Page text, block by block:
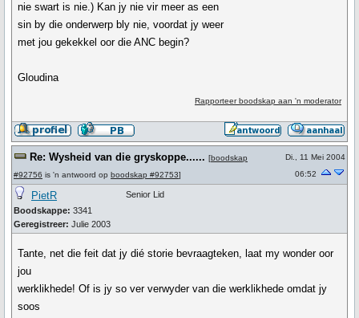
nie swart is nie.) Kan jy nie vir meer as een
sin by die onderwerp bly nie, voordat jy weer
met jou gekekkel oor die ANC begin?
Gloudina
Rapporteer boodskap aan 'n moderator
Re: Wysheid van die gryskoppe...... [boodskap
#92756 is 'n antwoord op boodskap #92753]
Di., 11 Mei 2004
06:52
PietR
Boodskappe: 3341
Geregistreer: Julie 2003
Senior Lid
Tante, net die feit dat jy dié storie bevraagteken, laat my wonder oor
jou
werklikhede! Of is jy so ver verwyder van die werklikhede omdat jy
soos